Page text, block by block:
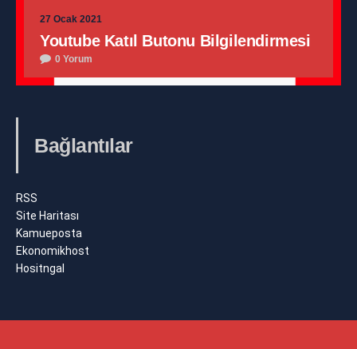
27 Ocak 2021
Youtube Katıl Butonu Bilgilendirmesi
0 Yorum
Bağlantılar
RSS
Site Haritası
Kamueposta
Ekonomikhost
Hositngal